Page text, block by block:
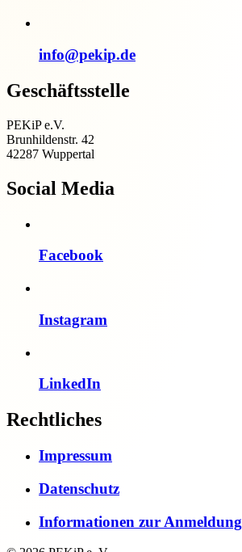
info@pekip.de
Geschäftsstelle
PEKiP e.V.
Brunhildenstr. 42
42287 Wuppertal
Social Media
Facebook
Instagram
LinkedIn
Rechtliches
Impressum
Datenschutz
Informationen zur Anmeldung